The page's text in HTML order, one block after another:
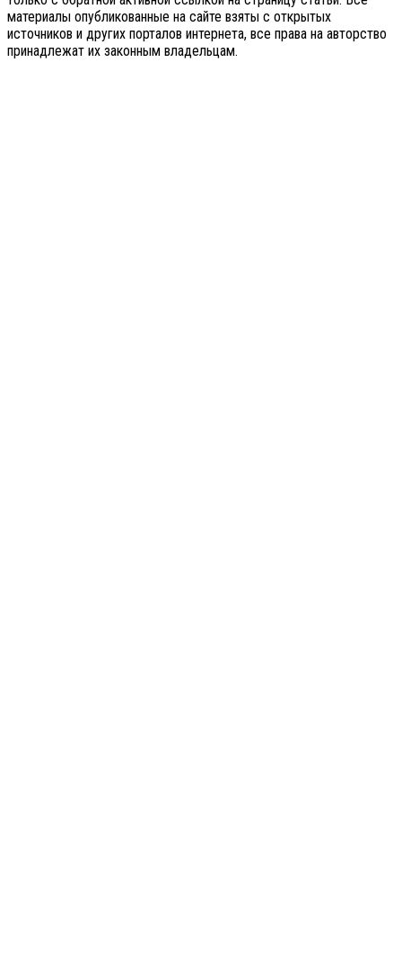
материалы опубликованные на сайте взяты с открытых
источников и других порталов интернета, все права на авторство
принадлежат их законным владельцам.